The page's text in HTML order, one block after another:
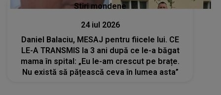
Stiri mondene
24 iul 2026
Daniel Balaciu, MESAJ pentru fiicele lui. CE
LE-A TRANSMIS la 3 ani după ce le-a băgat
mama în spital: „Eu le-am crescut pe brațe.
Nu există să pățească ceva în lumea asta”